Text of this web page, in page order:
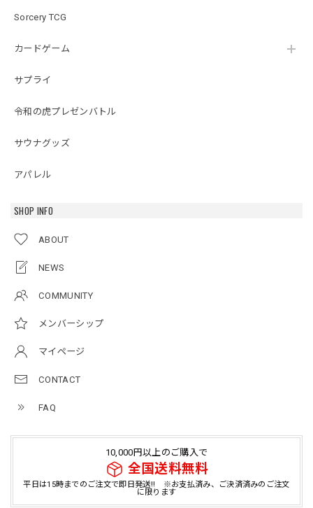
Sorcery TCG
カードゲーム
サプライ
令和の虎プレゼンバトル
サウナグッズ
アパレル
SHOP INFO
ABOUT
NEWS
COMMUNITY
メンバーシップ
マイページ
CONTACT
FAQ
10,000円以上のご購入で
全国送料無料
平日は15時までのご注文で即日発送!! ※お支払済み、ご決済済みのご注文
に限ります